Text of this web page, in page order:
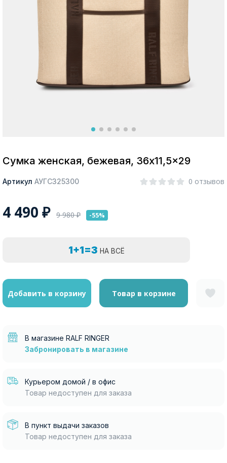
Москва
Сумка женская, бежевая, 36x11,5x29
Артикул АУГС325300 0 отзывов
4 490 ₽ 9 980₽ -55%
1+1=3 НА ВСЁ
Добавить в корзину Товар в корзине
В магазине RALF RINGER
Забронировать в магазине
Курьером домой / в офис
Товар недоступен для заказа
В пункт выдачи заказов
Товар недоступен для заказа